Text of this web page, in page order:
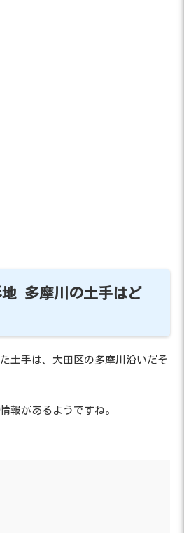
多摩川の土手はど
土手は、大田区の多摩川沿いだそ
報があるようですね。